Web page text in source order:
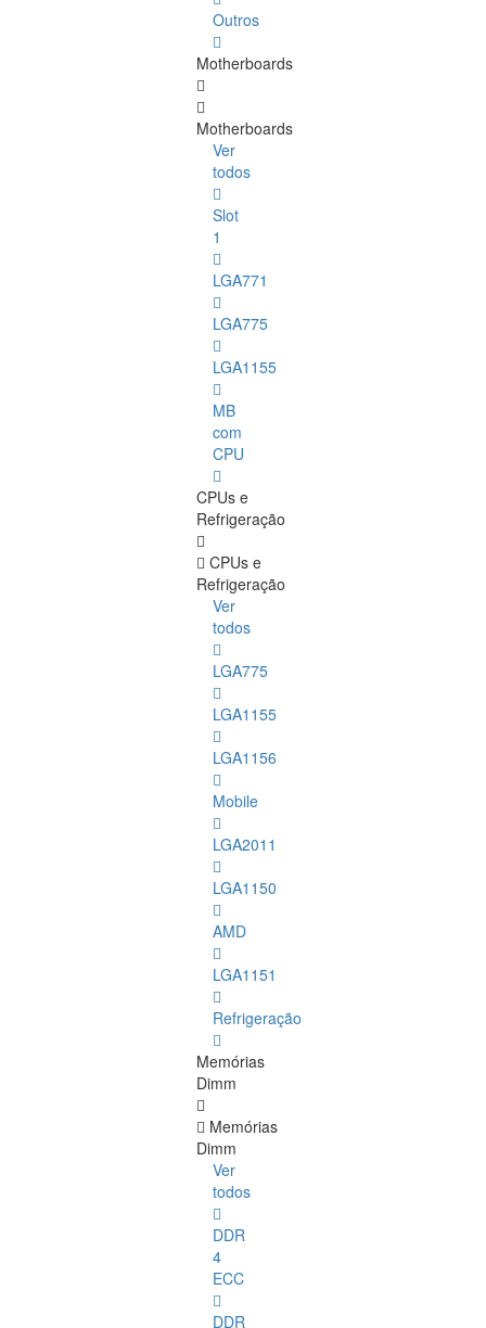
Outros
Motherboards
Motherboards
Ver
todos
Slot
1
LGA771
LGA775
LGA1155
MB
com
CPU
CPUs e
Refrigeração
CPUs e
Refrigeração
Ver
todos
LGA775
LGA1155
LGA1156
Mobile
LGA2011
LGA1150
AMD
LGA1151
Refrigeração
Memórias
Dimm
Memórias
Dimm
Ver
todos
DDR
4
ECC
DDR